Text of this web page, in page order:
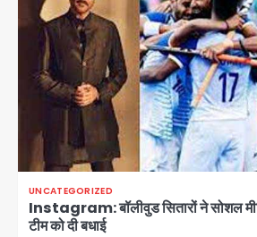
UNCATEGORIZED
Instagram: बॉलीवुड सितारों ने सोशल
टीम को दी बधाई
युवा इनोवेटरों की सोच
पुलिस
Team JHJ
4
सुदर्शन शक्ति-वी
Team JHJ
एयरपोर्ट का फर्जी